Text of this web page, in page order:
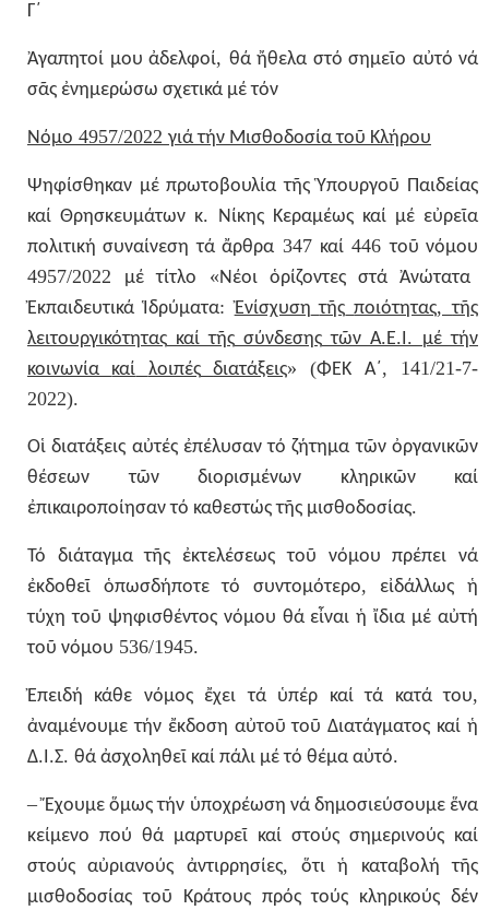
Γ΄
Ἀγαπητοί μου ἀδελφοί, θά ἤθελα στό σημεῖο αὐτό νά
σᾶς ἐνημερώσω σχετικά μέ τόν
Νόμο 4957/2022 γιά τήν Μισθοδοσία τοῦ Κλήρου
Ψηφίσθηκαν μέ πρωτοβουλία τῆς Ὑπουργοῦ Παιδείας
καί Θρησκευμάτων κ. Νίκης Κεραμέως καί μέ εὐρεῖα
πολιτική συναίνεση τά ἄρθρα 347 καί446τοῦ νόμου
4957/2022 μέ τίτλο «Νέοι ὁρίζοντες στά Ἀνώτατα
Ἐκπαιδευτικά Ἱδρύματα:Ἐνίσχυση τῆς ποιότητας,τῆς
λειτουργικότητας καί τῆς σύνδεσης τῶν Α.Ε.Ι. μέ τήν
κοινωνία
καί λοιπές διατάξεις» (ΦΕΚ Α΄, 141/21-7-
2022).
Οἱ διατάξεις αὐτές ἐπέλυσαν τό ζήτημα τῶν ὀργανικῶν
θέσεων
τῶν διορισμένων κληρικῶν
καί
ἐπικαιροποίησαν τό καθεστώς τῆς μισθοδοσίας.
Τό διάταγμα τῆς ἐκτελέσεως τοῦ νόμου πρέπει νά
ἐκδοθεῖ
ὁπωσδήποτε τό συντομότερο, εἰδάλλως
ἡ
τύχη τοῦ ψηφισθέντος νόμου θά εἶναι ἡ ἴδια μέ αὐτή
τοῦ νόμου 536/1945.
Ἐπειδή κάθε νόμος ἔχει τά ὑπέρ καί τά κατά του,
ἀναμένουμε τήν ἔκδοση αὐτοῦ τοῦ Διατάγματος καί ἡ
Δ.Ι.Σ. θά ἀσχοληθεῖ καί πάλι μέ τό θέμα αὐτό.
–Ἔχουμε ὅμως τήν ὑποχρέωση νά δημοσιεύσουμε ἕνα
κείμενο πού θά μαρτυρεῖ καί στούς σημερινούς καί
στούς αὐριανούς ἀντιρρησίες,ὅτι ἡ καταβολή
τῆς
μισθοδοσίας τοῦ Κράτους πρός τούς κληρικούς δέν